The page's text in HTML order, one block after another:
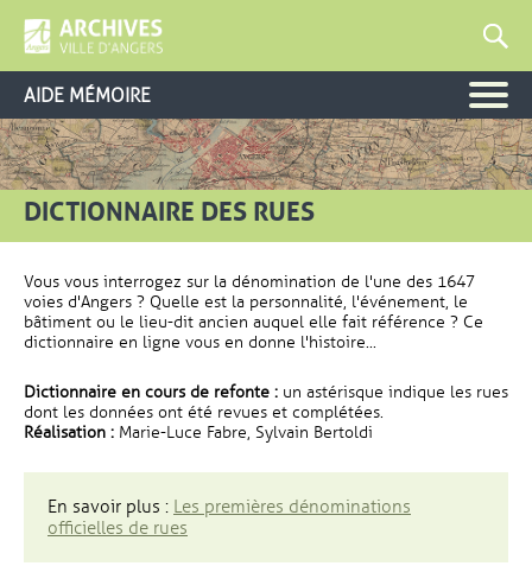
AIDE MÉMOIRE
DICTIONNAIRE DES RUES
Vous vous interrogez sur la dénomination de l'une des 1647
voies d'Angers ? Quelle est la personnalité, l'événement, le
bâtiment ou le lieu-dit ancien auquel elle fait référence ? Ce
dictionnaire en ligne vous en donne l'histoire...
Dictionnaire en cours de refonte : un astérisque indique les rues
dont les données ont été revues et complétées.
Réalisation : Marie-Luce Fabre, Sylvain Bertoldi
En savoir plus : Les premières dénominations
officielles de rues